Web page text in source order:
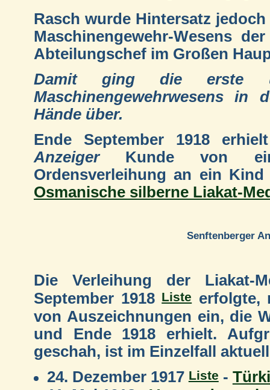
Rasch wurde Hintersatz
Maschinengewehr-Wesens
Abteilungschef im Großen
Damit ging die erste
Maschinengewehrwesens in
Hände über.
Ende September 1918
AnzeigerKunde von
Ordensverleihung an ein
Osmanische silberne Liakat-
Senftenberger
Die Verleihung der Liakat-
September 1918Listeerfolgte,
von Auszeichnungen ein, die
und Ende 1918 erhielt.
geschah, ist im Einzelfall
24. Dezember 1917Liste-